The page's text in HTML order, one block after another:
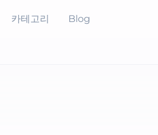
카테고리 Blog